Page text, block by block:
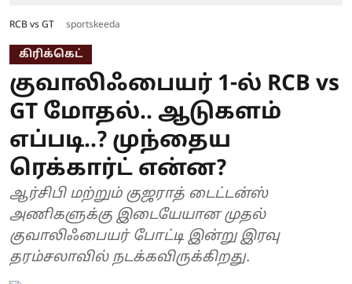
RCB vs GT sportskeeda
கிரிக்கெட்
குவாலிஃபையர் 1-ல் RCB vs
GT மோதல்.. ஆடுகளம்
எப்படி..? முந்தைய
ரெக்கார்ட் என்ன?
ஆர்சிபி மற்றும் குஜராத் டைட்டன்ஸ்
அணிகளுக்கு இடையேயான முதல்
குவாலிஃபையர் போட்டி இன்று இரவு
தரம்சலாவில் நடக்கவிருக்கிறது.